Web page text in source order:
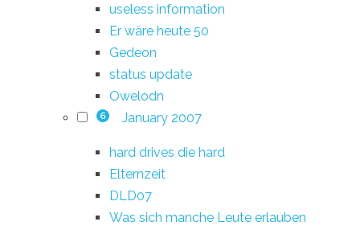
useless information
Er wäre heute 50
Gedeon
status update
Owelodn
6 January 2007
hard drives die hard
Elternzeit
DLD07
Was sich manche Leute erlauben